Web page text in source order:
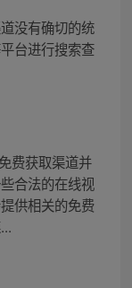
没有确切的统
台进行搜索查
费获取渠道并
合法的在线视
供相关的免费